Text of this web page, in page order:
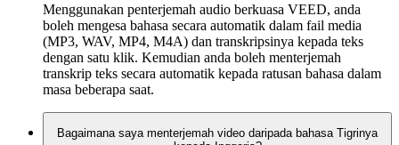
Menggunakan penterjemah audio berkuasa VEED, anda
boleh mengesa bahasa secara automatik dalam fail media
(MP3, WAV, MP4, M4A) dan transkripsinya kepada teks
dengan satu klik. Kemudian anda boleh menterjemah
transkrip teks secara automatik kepada ratusan bahasa dalam
masa beberapa saat.
Bagaimana saya menterjemah video daripada bahasa Tigrinya